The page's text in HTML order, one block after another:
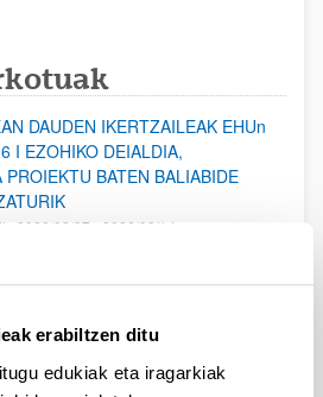
erabiltzen ditu
edukiak eta iragarkiak
DAUDEN IKERTZAILEAK EHUn
I EZOHIKO DEIALDIA,
PROIEKTU BATEN BALIABIDE
2026/08/07 - 2026/08/14
2026